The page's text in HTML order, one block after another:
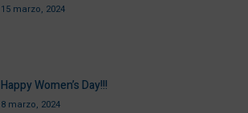
15 marzo, 2024
Happy Women’s Day!!!
8 marzo, 2024